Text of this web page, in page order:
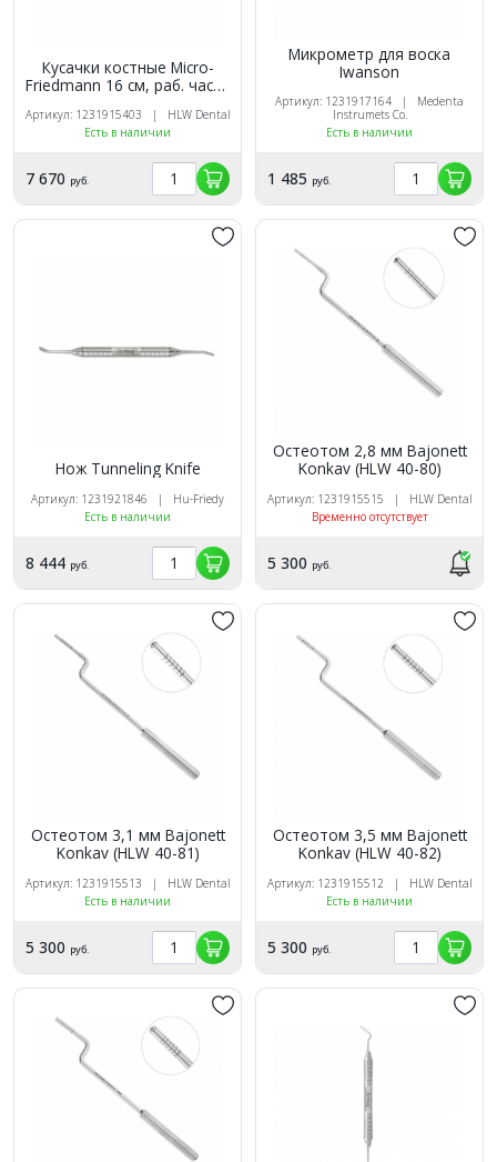
Кусачки костные Micro-
Friedmann 16 см, раб. часть
Артикул: 1231915403 | HLW Dental
Есть в наличии
7 670 руб.
Микрометр для воска
Iwanson
Артикул: 1231917164 | Medenta
Instrumets Co.
Есть в наличии
1 485 руб.
Нож Tunneling Knife
Артикул: 1231921846 | Hu-Friedy
Есть в наличии
8 444 руб.
Остеотом 2,8 мм Bajonett
Konkav (HLW 40-80)
Артикул: 1231915515 | HLW Dental
Временно отсутствует
5 300 руб.
Остеотом 3,1 мм Bajonett
Konkav (HLW 40-81)
Артикул: 1231915513 | HLW Dental
Есть в наличии
5 300 руб.
Остеотом 3,5 мм Bajonett
Konkav (HLW 40-82)
Артикул: 1231915512 | HLW Dental
Есть в наличии
5 300 руб.